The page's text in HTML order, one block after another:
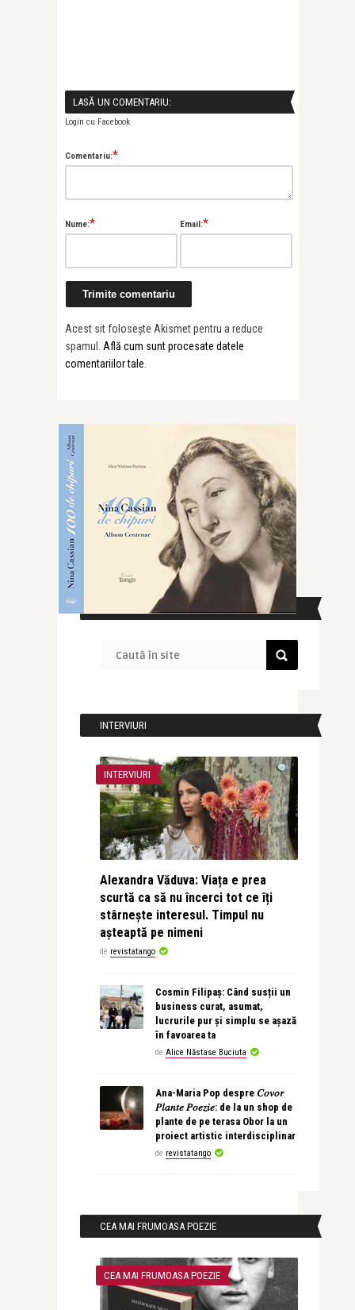
LASĂ UN COMENTARIU:
Login cu Facebook
Comentariu:*
Nume:* Email:*
Acest sit folosește Akismet pentru a reduce
spamul. Află cum sunt procesate datele
comentariilor tale.
CAUTĂ ÎN SITE
INTERVIURI
INTERVIURI
Alexandra Văduva: Viața e prea
scurtă ca să nu încerci tot ce îți
stârnește interesul. Timpul nu
așteaptă pe nimeni
de revistatango
Cosmin Filipaș: Când susții un
business curat, asumat,
lucrurile pur și simplu se așază
în favoarea ta
de Alice Năstase Buciuta
Ana-Maria Pop despre 𝐶𝑜𝑣𝑜𝑟
𝑃𝑙𝑎𝑛𝑡𝑒 𝑃𝑜𝑒𝑧𝑖𝑒: de la un shop de
plante de pe terasa Obor la un
proiect artistic interdisciplinar
de revistatango
CEA MAI FRUMOASA POEZIE
CEA MAI FRUMOASA POEZIE